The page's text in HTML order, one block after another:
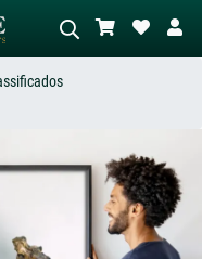
a cena – ex: prado verde,
com muito vermelho, pintura
escura, nu em pé ao lado de